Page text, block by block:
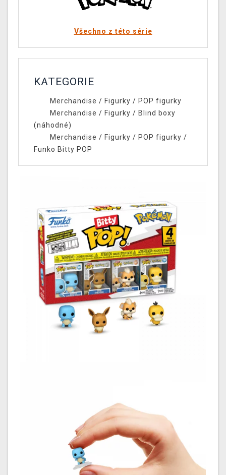
Všechno z této série
KATEGORIE
Merchandise / Figurky / POP figurky
Merchandise / Figurky / Blind boxy
(náhodné)
Merchandise / Figurky / POP figurky /
Funko Bitty POP